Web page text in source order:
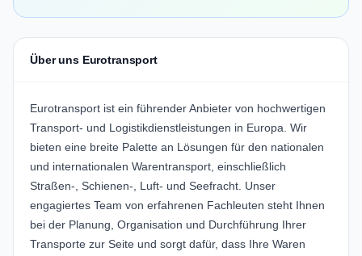
Über uns Eurotransport
Eurotransport ist ein führender Anbieter von hochwertigen
Transport- und Logistikdienstleistungen in Europa. Wir
bieten eine breite Palette an Lösungen für den nationalen
und internationalen Warentransport, einschließlich
Straßen-, Schienen-, Luft- und Seefracht. Unser
engagiertes Team von erfahrenen Fachleuten steht Ihnen
bei der Planung, Organisation und Durchführung Ihrer
Transporte zur Seite und sorgt dafür, dass Ihre Waren